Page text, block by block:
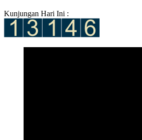
Kunjungan Hari Ini :